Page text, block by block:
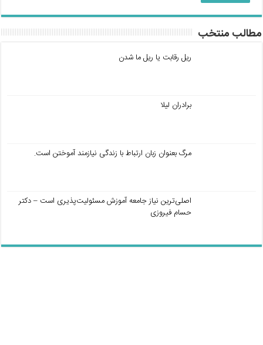
مطالب منتخب
ریل رقابت یا ریل ما شدن
برادران لیلا
مرگ بعنوان زبان ارتباط با زندگی نیازمند آموختن است.
اصلی‌ترین نیاز جامعه آموزش مسئولیت‌پذیری است – دکتر
حسام فیروزی